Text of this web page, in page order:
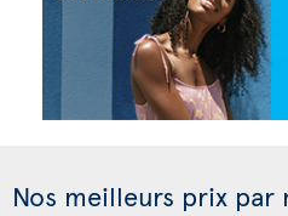
Nos meilleurs prix par